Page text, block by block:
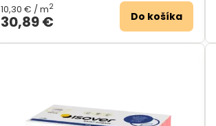
30,89 €
10,30 € / m2
Do košíka